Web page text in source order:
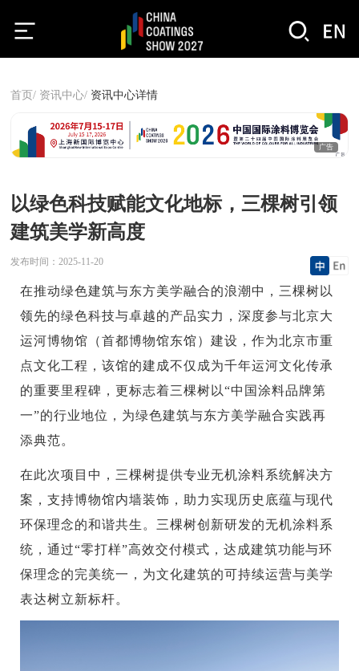
首页/ 资讯中心/ 资讯中心详情
广告
以绿色科技赋能文化地标，三棵树引领
建筑美学新高度
发布时间： 2025-11-20
在推动绿色建筑与东方美学融合的浪潮中，三棵树以
领先的绿色科技与卓越的产品实力，深度参与北京大
运河博物馆（首都博物馆东馆）建设，作为北京市重
点文化工程，该馆的建成不仅成为千年运河文化传承
的重要里程碑，更标志着三棵树以“中国涂料品牌第
一”的行业地位，为绿色建筑与东方美学融合实践再
添典范。
在此次项目中，三棵树提供专业无机涂料系统解决方
案，支持博物馆内墙装饰，助力实现历史底蕴与现代
环保理念的和谐共生。三棵树创新研发的无机涂料系
统，通过“零打样”高效交付模式，达成建筑功能与环
保理念的完美统一，为文化建筑的可持续运营与美学
表达树立新标杆。